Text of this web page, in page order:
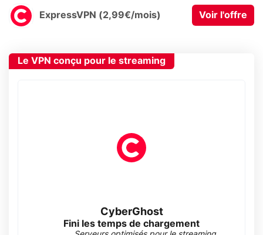
ExpressVPN (2,99€/mois) Voir l'offre
Le VPN conçu pour le streaming
CyberGhost
Fini les temps de chargement